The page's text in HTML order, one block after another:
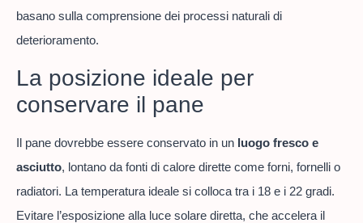
basano sulla comprensione dei processi naturali di
deterioramento.
La posizione ideale per
conservare il pane
Il pane dovrebbe essere conservato in un luogo fresco e
asciutto, lontano da fonti di calore dirette come forni, fornelli o
radiatori. La temperatura ideale si colloca tra i 18 e i 22 gradi.
Evitare l’esposizione alla luce solare diretta, che accelera il